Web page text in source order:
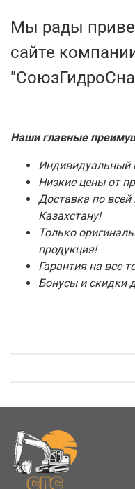
Мы рады
сайте
Наши главные
Индивидуальный
Низкие цены от
Доставка по всей
Казахстану!
Только
продукция!
Гарантия на все
Бонусы и скидки